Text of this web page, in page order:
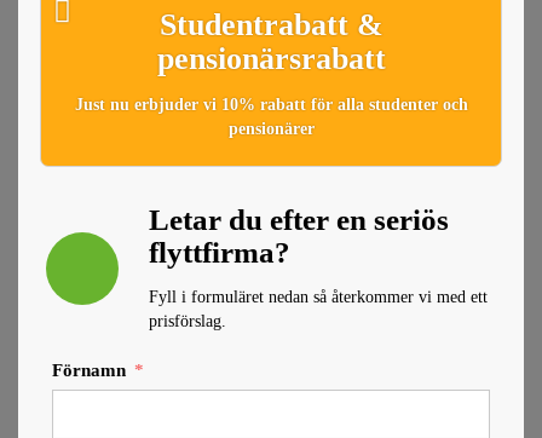
Studentrabatt &
pensionärsrabatt
Just nu erbjuder vi 10% rabatt för alla studenter och
pensionärer
Letar du efter en seriös
flyttfirma?
Fyll i formuläret nedan så återkommer vi med ett
prisförslag.
Förnamn